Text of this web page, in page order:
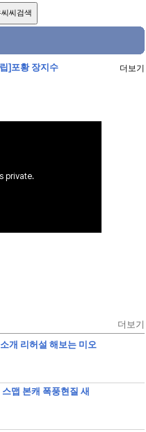
]포황 장지수 더보기
더보기
개 리허설 해보는 미오
맵 본캐 폭풍현질 새